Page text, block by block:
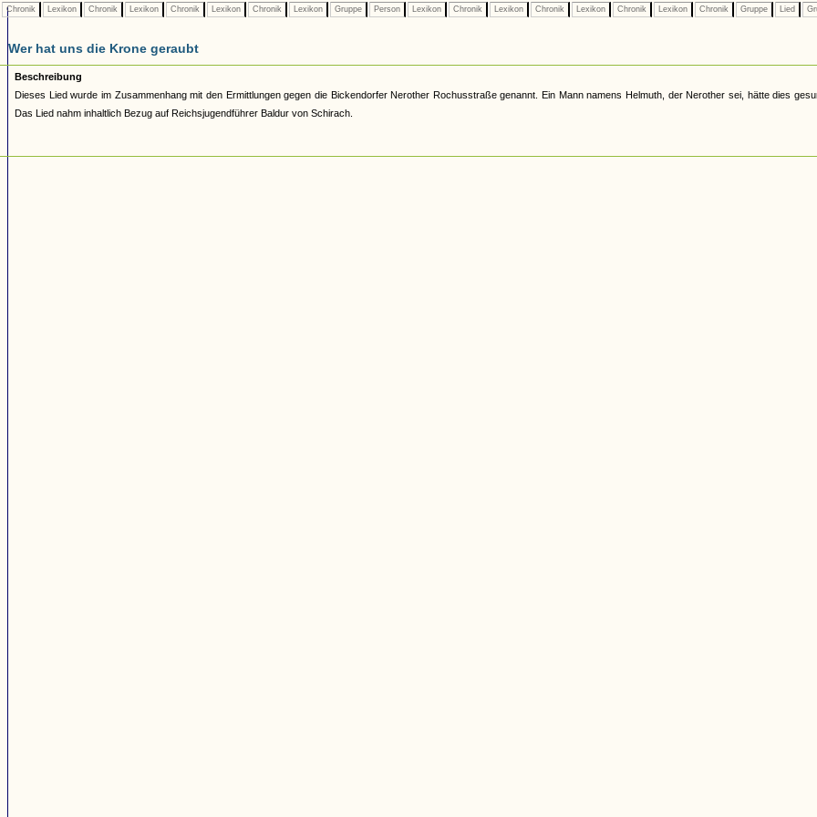
Chronik Lexikon Chronik Lexikon Chronik Lexikon Chronik Lexikon Gruppe Person Lexikon Chronik Lexikon Chronik Lexikon Chronik Lexikon Chronik Gruppe Lied
Wer hat uns die Krone geraubt
Beschreibung
Dieses Lied wurde im Zusammenhang mit den Ermittlungen gegen die Bickendorfer Nerother Rochusstraße genannt. Ein Mann namens Helmuth, der Nerother sei, hätte dies
Das Lied nahm inhaltlich Bezug auf Reichsjugendführer Baldur von Schirach.